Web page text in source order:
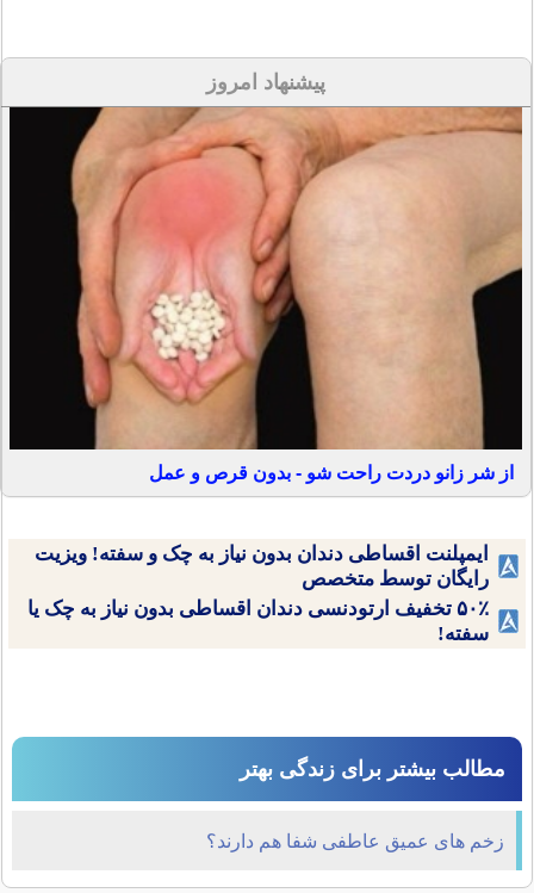
پیشنهاد امروز
از شر زانو دردت راحت شو - بدون قرص و عمل
ایمپلنت اقساطی دندان بدون نیاز به چک و سفته! ویزیت
رایگان توسط متخصص
۵۰٪ تخفیف ارتودنسی دندان اقساطی بدون نیاز به چک یا
سفته!
مطالب بیشتر برای زندگی بهتر
زخم های عمیق عاطفی شفا هم دارند؟